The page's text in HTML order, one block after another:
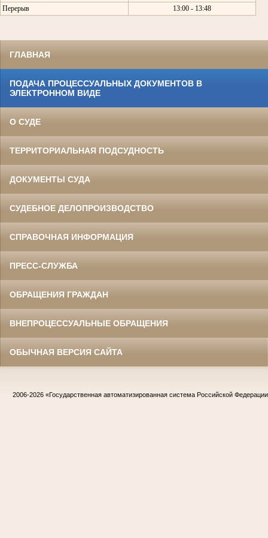
Перерыв
13:00 - 13:48
ГЛАВНАЯ
ПОДАЧА ПРОЦЕССУАЛЬНЫХ ДОКУМЕНТОВ В
ЭЛЕКТРОННОМ ВИДЕ
О СУДЕ
ТЕРРИТОРИАЛЬНАЯ ПОДСУДНОСТЬ
ДОКУМЕНТЫ СУДА
СУДЕБНОЕ ДЕЛОПРОИЗВОДСТВО
СПРАВОЧНАЯ ИНФОРМАЦИЯ
ПРЕСС-СЛУЖБА
ОБРАЩЕНИЯ ГРАЖДАН
ВНЕПРОЦЕССУАЛЬНЫЕ ОБРАЩЕНИЯ
ОБЫЧНАЯ ВЕРСИЯ САЙТА
2006-2026 «Государственная автоматизированная система Российской